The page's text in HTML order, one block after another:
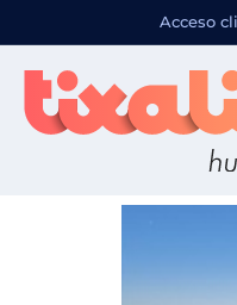
Acceso